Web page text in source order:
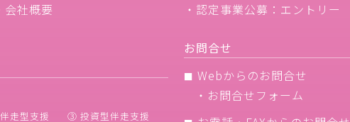
会社概要
走型支援 ③ 投資型伴走支援
・認定事業公募：エントリー
お問合せ
■ Webからのお問合せ
・ お問合せフォーム